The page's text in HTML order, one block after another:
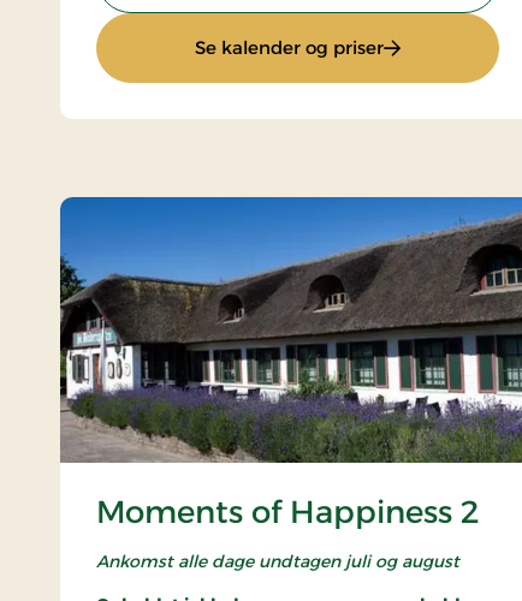
Se kalender og priser: Dagens Pris
Moments of Happiness 2
Ankomst alle dage undtagen juli og august